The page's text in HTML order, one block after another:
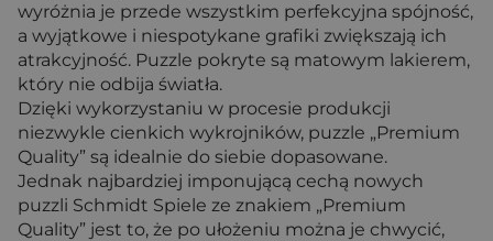
wyróżnia je przede wszystkim perfekcyjna spójność,
a wyjątkowe i niespotykane grafiki zwiększają ich
atrakcyjność. Puzzle pokryte są matowym lakierem,
który nie odbija światła.
Dzięki wykorzystaniu w procesie produkcji
niezwykle cienkich wykrojników, puzzle „Premium
Quality” są idealnie do siebie dopasowane.
Jednak najbardziej imponującą cechą nowych
puzzli Schmidt Spiele ze znakiem „Premium
Quality” jest to, że po ułożeniu można je chwycić,